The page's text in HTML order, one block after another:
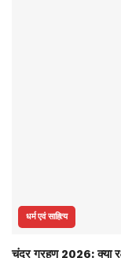
धर्म एवं साहित्य
चंद्र ग्रहण 2026: क्या